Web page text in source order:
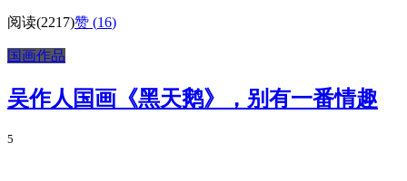
阅读(2217)赞 (16)
国画作品
吴作人国画《黑天鹅》，别有一番情趣
5